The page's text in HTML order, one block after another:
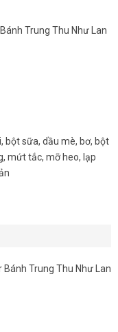
Trung Thu Như Lan
bột sữa, dầu mè, bơ, bột
mứt tắc, mỡ heo, lạp
Trung Thu Như Lan